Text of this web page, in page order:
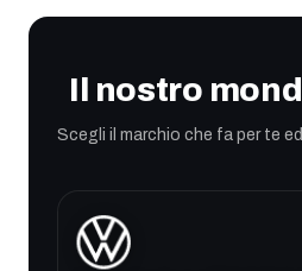
Il nostro
Scegli il marchio che fa per te